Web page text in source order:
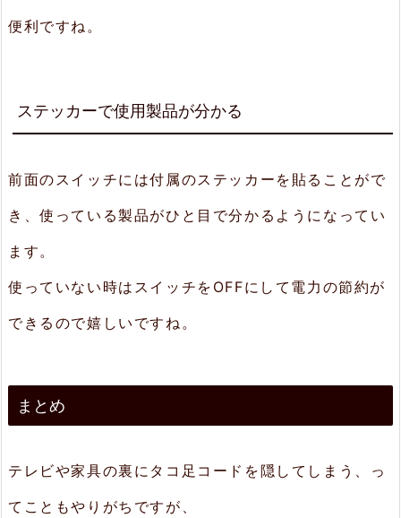
便利ですね。
ステッカーで使用製品が分かる
前面のスイッチには付属のステッカーを貼ることがで
き、使っている製品がひと目で分かるようになってい
ます。
使っていない時はスイッチをOFFにして電力の節約が
できるので嬉しいですね。
まとめ
テレビや家具の裏にタコ足コードを隠してしまう、っ
てこともやりがちですが、